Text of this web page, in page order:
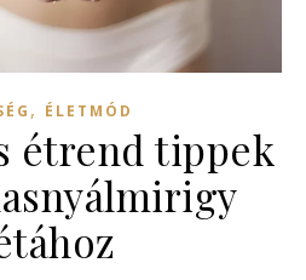
, ÉLETMÓD
étrend tippek